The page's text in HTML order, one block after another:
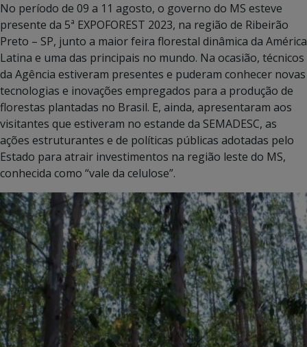
No período de 09 a 11 agosto, o governo do MS esteve
presente da 5ª EXPOFOREST 2023, na região de Ribeirão
Preto – SP, junto a maior feira florestal dinâmica da América
Latina e uma das principais no mundo. Na ocasião, técnicos
da Agência estiveram presentes e puderam conhecer novas
tecnologias e inovações empregados para a produção de
florestas plantadas no Brasil. E, ainda, apresentaram aos
visitantes que estiveram no estande da SEMADESC, as
ações estruturantes e de políticas públicas adotadas pelo
Estado para atrair investimentos na região leste do MS,
conhecida como “vale da celulose”.